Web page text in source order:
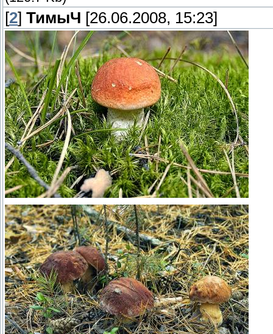
[2] ТимыЧ [26.06.2008, 15:23]